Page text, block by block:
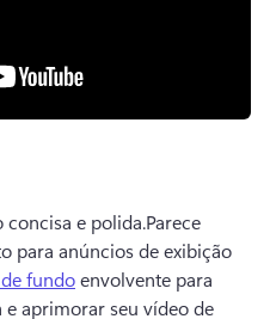
e polida.Parece
para anúncios de exibição
fundo envolvente para
aprimorar seu vídeo de